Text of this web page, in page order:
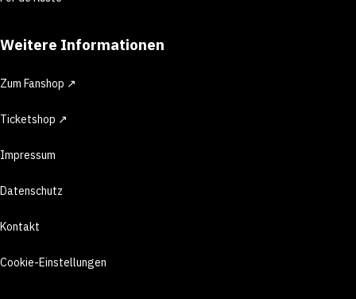
Weitere Informationen
Zum Fanshop ↗
Ticketshop ↗
Impressum
Datenschutz
Kontakt
Cookie-Einstellungen